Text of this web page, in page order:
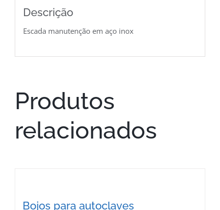
Descrição
Escada manutenção em aço inox
Produtos
relacionados
Bojos para autoclaves